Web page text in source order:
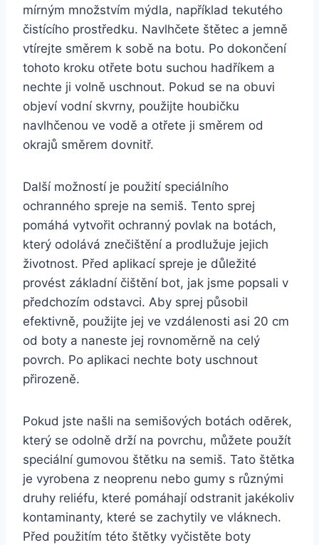
mírným množstvím mýdla, například tekutého
čistícího prostředku. Navlhčete štětec a ⁤jemně
vtírejte směrem k ‍sobě ⁣na botu. ‍Po dokončení
tohoto kroku otřete ‍botu ⁢suchou hadříkem a
nechte ji volně uschnout. Pokud se na‍ obuvi ​
objeví vodní skvrny, použijte houbičku
navlhčenou ve vodě a otřete ⁤ji směrem od‌
okrajů směrem dovnitř.
Další možností⁣ je použití speciálního
⁢ochranného spreje na semiš. Tento sprej
pomáhá vytvořit ochranný povlak na botách,
který odolává znečištění a prodlužuje jejich
životnost. ‍Před aplikací ​spreje je důležité
provést základní‍ čištění bot, jak jsme popsali v
⁤předchozím ​odstavci. ⁢Aby sprej ‌působil
efektivně,‌ použijte jej ve vzdálenosti asi 20 cm
od boty a naneste jej rovnoměrně na⁢ celý
povrch. Po ​aplikaci⁣ nechte boty uschnout
přirozeně. ‌
Pokud jste našli na ‍semišových botách oděrek,
který se odolně drží na povrchu, můžete použít
‌speciální gumovou štětku⁣ na semiš. ‍Tato štětka
je vyrobena z neoprenu nebo gumy s ⁣různými
druhy⁢ reliéfu, které pomáhají odstranit jakékoliv
kontaminanty, které se zachytily⁣ ve ⁤vláknech.
Před ​použitím této štětky ⁣vyčistěte boty